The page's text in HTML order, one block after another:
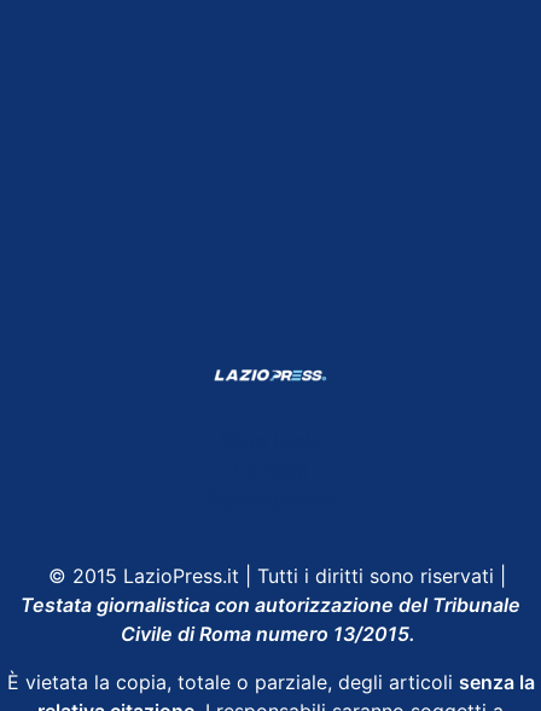
© 2015 LazioPress.it | Tutti i diritti sono riservati |
Testata giornalistica con autorizzazione del Tribunale
Civile di Roma numero 13/2015.
È vietata la copia, totale o parziale, degli articoli senza la